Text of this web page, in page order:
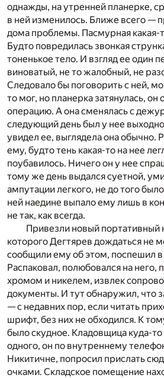
однажды, на утренней планерке,
в ней изменилось. Ближе всего —
дома проблемы. Пасмурная какая-
Будто повредилась звонкая
тоненькое тело. И взгляд ее один
виноватый, не то жалобный, не
Следовало бы поговорить с ней,
то мог, но планерка затянулась, он
операцию. А она сменялась с
следующий день был у нее
увидел ее, выглядела она обычно.
ему, будто тень какая-то на нее
поубавилось. Ничего он у нее
тому же день выдался суетной,
ампутации легкого, не до того
ней наедине выпало ему лишь в
не так, как всегда.
Привезли новый портативный
которого Дегтярев дождаться не
сообщили ему об этом, поспешил в
Распаковал, полюбовался на
хромом и никелем, извлек
документы. И тут обнаружил, что
— с недавних пор, если читать
шрифт, без них не обходился. К
было скудное. Кладовщица куда-
одного, он по внутреннему
Никитичне, попросил прислать
очками. Складское помещение